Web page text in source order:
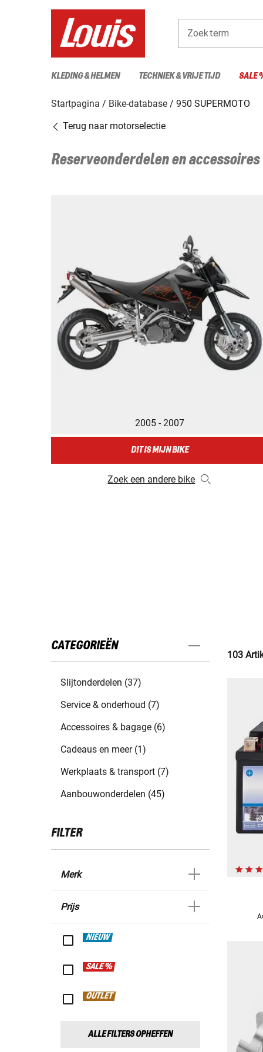
Zoekterm
KLEDING & HELMEN TECHNIEK & VRIJE TIJD SALE
Startpagina Bike-database
950 SUPERMOTO
Terug naar motorselectie
Reserveonderdelen en
2005 - 2007
DIT IS MIJN BIKE
Zoek een andere bike
CATEGORIEËN
Slijtonderdelen (37)
Service & onderhoud (7)
Accessoires & bagage (6)
Cadeaus en meer (1)
Werkplaats & transport (7)
Aanbouwonderdelen (45)
FILTER
Merk
Prijs
NIEUW
SALE %
OUTLET
ALLE FILTERS OPHEFFEN
103